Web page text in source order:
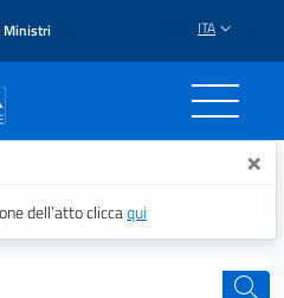
Ministri ITA
portale ×
dell’atto cliccaqui
cerca